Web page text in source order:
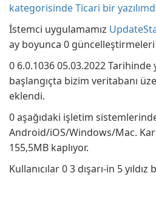
kategorisinde Ticari bir
İstemci uygulamamız
ay boyunca 0
0 6.0.1036 05.03.2022 Tarihinde
başlangıçta bizim veritabanı
eklendi.
0 aşağıdaki işletim sistemlerinde
Android/iOS/Windows/Mac.
155,5MB kaplıyor.
Kullanıcılar 0 3 dışarı-in 5